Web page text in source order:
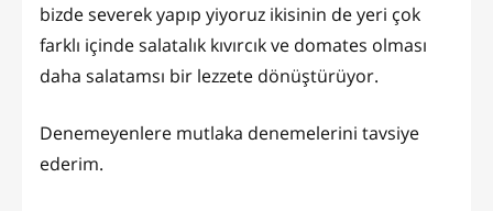
bizde severek yapıp yiyoruz ikisinin de yeri çok
farklı içinde salatalık kıvırcık ve domates olması
daha salatamsı bir lezzete dönüştürüyor.
Denemeyenlere mutlaka denemelerini tavsiye
ederim.